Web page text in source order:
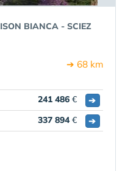
BIANCA - SCIEZ
➔ 68 km
241 486 €
➔
337 894€ ➔